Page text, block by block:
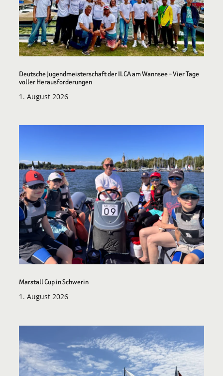
Deutsche Jugendmeisterschaft der ILCA am Wannsee – Vier Tage
voller Herausforderungen
1. August 2026
Marstall Cup in Schwerin
1. August 2026